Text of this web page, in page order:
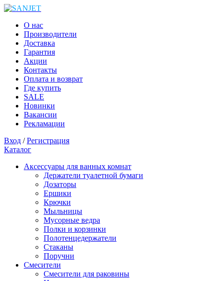
О нас
Производители
Доставка
Гарантия
Акции
Контакты
Оплата и возврат
Где купить
SALE
Новинки
Вакансии
Рекламации
Вход /Регистрация
Каталог
Аксессуары для ванных комнат
Держатели туалетной бумаги
Дозаторы
Ершики
Крючки
Мыльницы
Мусорные ведра
Полки и корзинки
Полотенцедержатели
Стаканы
Поручни
Смесители
Смесители для раковины